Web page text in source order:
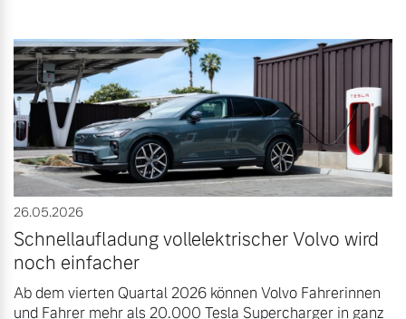
26.05.2026
Schnellaufladung vollelektrischer Volvo wird
noch einfacher
Ab dem vierten Quartal 2026 können Volvo Fahrerinnen
und Fahrer mehr als 20.000 Tesla Supercharger in ganz